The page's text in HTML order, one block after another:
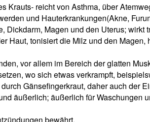
reicht von Asthma, über
und Hauterkrankungen(Akne,
Dickdarm, Magen und den Uterus;
Haut, tonisiert die Milz und den
vor allem im Bereich der glatten
wo sich etwas verkrampft,
Gänsefingerkraut, daher auch der
äußerlich; äußerlich für Waschungen
bewährt.